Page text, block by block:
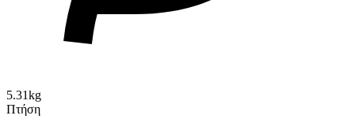
5.31kg
Πτήση